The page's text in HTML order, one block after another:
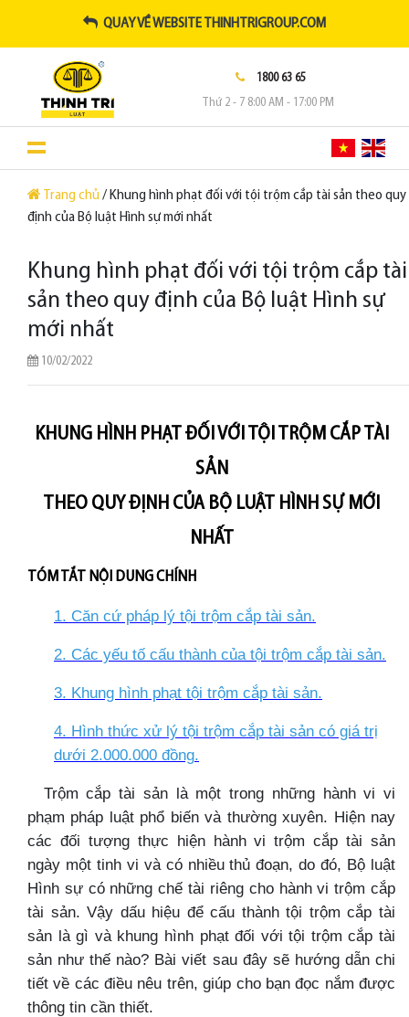
QUAY VỀ WEBSITE THINHTRIGROUP.COM
1800 63 65
Thứ 2 - 7 8:00 AM - 17:00 PM
Trang chủ / Khung hình phạt đối với tội trộm cắp tài sản theo quy
định của Bộ luật Hình sự mới nhất
Khung hình phạt đối với tội trộm cắp tài
sản theo quy định của Bộ luật Hình sự
mới nhất
10/02/2022
KHUNG HÌNH PHẠT ĐỐI VỚI TỘI TRỘM CẮP TÀI
SẢN
THEO QUY ĐỊNH CỦA BỘ LUẬT HÌNH SỰ MỚI
NHẤT
TÓM TẮT NỘI DUNG CHÍNH
1. Căn cứ pháp lý tội trộm cắp tài sản.
2. Các yếu tố cấu thành của tội trộm cắp tài sản.
3. Khung hình phạt tội trộm cắp tài sản.
4. Hình thức xử lý tội trộm cắp tài sản có giá trị
dưới 2.000.000 đồng.
Trộm cắp tài sản là một trong những hành vi vi
phạm pháp luật phổ biến và thường xuyên. Hiện nay
các đối tượng thực hiện hành vi trộm cắp tài sản
ngày một tinh vi và có nhiều thủ đoạn, do đó, Bộ luật
Hình sự có những chế tài riêng cho hành vi trộm cắp
tài sản. Vậy dấu hiệu để cấu thành tội trộm cắp tài
sản là gì và khung hình phạt đối với tội trộm cắp tài
sản như thế nào? Bài viết sau đây sẽ hướng dẫn chi
tiết về các điều nêu trên, giúp cho bạn đọc nắm được
thông tin cần thiết.